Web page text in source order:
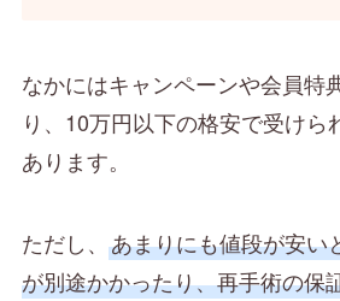
なかにはキャンペーンや会員特
り、10万円以下の格安で受けら
あります。
ただし、 あまりにも値段が安い
が別途かかったり、再手術の保